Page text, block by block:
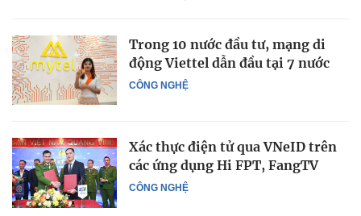
CÔNG NGHỆ
Trong 10 nước đầu tư, mạng di
động Viettel dẫn đầu tại 7 nước
CÔNG NGHỆ
Xác thực điện tử qua VNeID trên
các ứng dụng Hi FPT, FangTV